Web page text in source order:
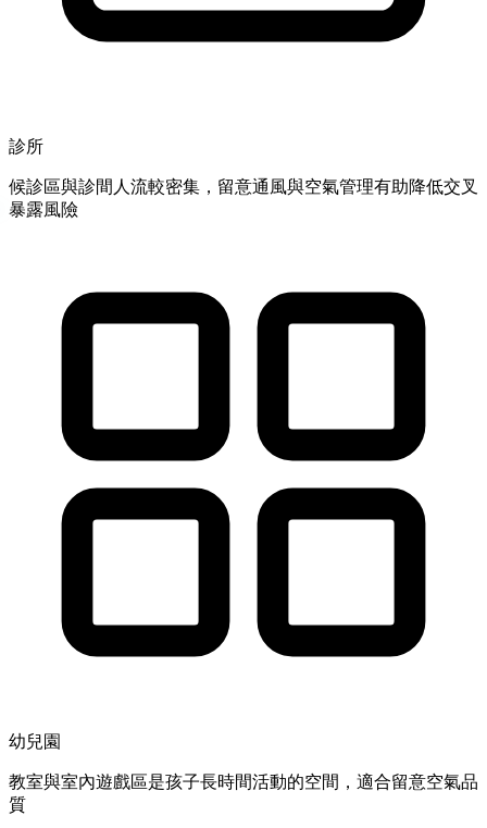
診所
候診區與診間人流較密集，留意通風與空氣管理有助降低交叉
暴露風險
幼兒園
教室與室內遊戲區是孩子長時間活動的空間，適合留意空氣品
質